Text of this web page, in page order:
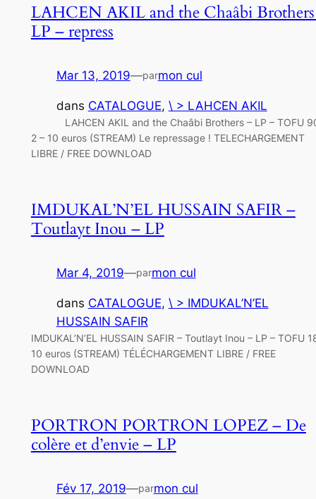
LAHCEN AKIL and the Chaâbi
LP – repress
Mar 13, 2019—parmon cul
dans CATALOGUE, \ > LAHCEN AKIL
LAHCEN AKIL and the Chaâbi Brothers – LP – TOFU
2 – 10 euros (STREAM) Le repressage ! TELECHARGEMENT
LIBRE / FREE DOWNLOAD
IMDUKAL’N’EL HUSSAIN SAFIR –
Toutlayt Inou – LP
Mar 4, 2019—parmon cul
dans CATALOGUE, \ > IMDUKAL’N’EL
HUSSAIN SAFIR
IMDUKAL’N’EL HUSSAIN SAFIR – Toutlayt Inou – LP – TOFU
10 euros (STREAM) TÉLÉCHARGEMENT LIBRE / FREE
DOWNLOAD
PORTRON PORTRON LOPEZ – De
colère et d’envie – LP
Fév 17, 2019—parmon cul